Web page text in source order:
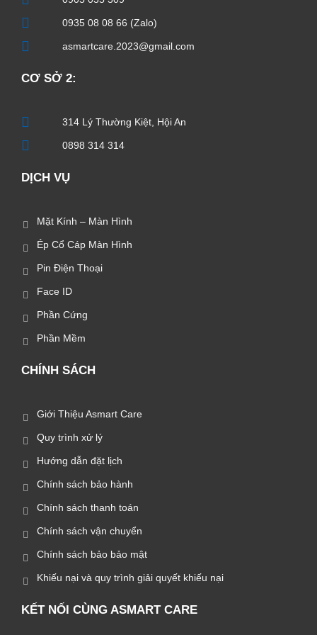
0935 08 08 66 (Zalo)
asmartcare.2023@gmail.com
CƠ SỞ 2:
314 Lý Thường Kiệt, Hội An
0898 314 314
DỊCH VỤ
Mặt Kính – Màn Hình
Ép Cổ Cáp Màn Hình
Pin Điện Thoại
Face ID
Phần Cứng
Phần Mềm
CHÍNH SÁCH
Giới Thiệu Asmart Care
Quy trình xử lý
Hướng dẫn đặt lịch
Chính sách bảo hành
Chính sách thanh toán
Chính sách vận chuyển
Chính sách bảo bảo mật
Khiếu nại và quy trình giải quyết khiếu nại
KẾT NỐI CÙNG ASMART CARE